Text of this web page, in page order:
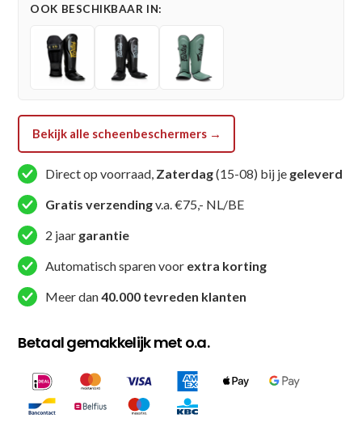
SG
WHITE)
aantal
OOK BESCHIKBAAR IN:
Bekijk alle scheenbeschermers →
Direct op voorraad, Zaterdag(15-08) bij je geleverd
Gratis verzendingv.a. €75,- NL/BE
2 jaar garantie
Automatisch sparen voor extra korting
Meer dan40.000 tevreden klanten
Betaal gemakkelijk met o.a.